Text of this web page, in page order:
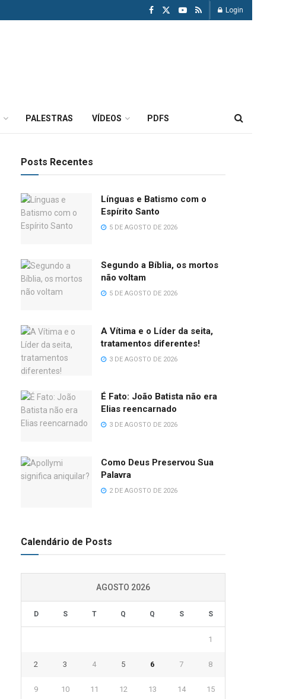
Login
PALESTRAS VÍDEOS PDFS
Posts Recentes
Línguas e Batismo com o
Espírito Santo
5 DE AGOSTO DE 2026
Segundo a Bíblia, os mortos
não voltam
5 DE AGOSTO DE 2026
A Vítima e o Líder da seita,
tratamentos diferentes!
3 DE AGOSTO DE 2026
É Fato: João Batista não era
Elias reencarnado
3 DE AGOSTO DE 2026
Como Deus Preservou Sua
Palavra
2 DE AGOSTO DE 2026
Calendário de Posts
AGOSTO 2026
D S T Q Q S S
1
2 3 4 5 6 7 8
9 10 11 12 13 14 15